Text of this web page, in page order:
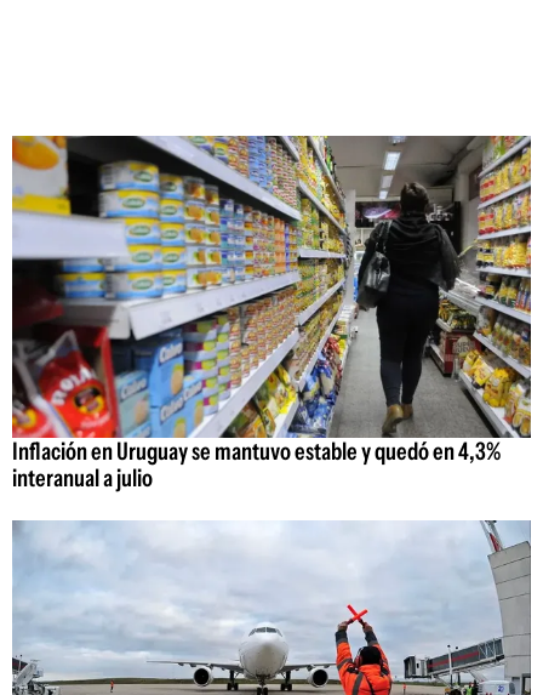
Inflación en Uruguay se mantuvo estable y quedó en 4,3%
interanual a julio